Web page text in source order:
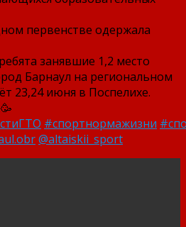
первенстве одержала
занявшие 1,2 место
Барнаул на региональном
23,24 июня в Поспелихе.
#спортнормажизни
@altaiskii_sport